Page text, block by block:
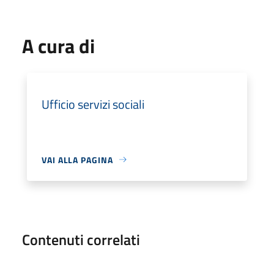
A cura di
Ufficio servizi sociali
VAI ALLA PAGINA
Contenuti correlati